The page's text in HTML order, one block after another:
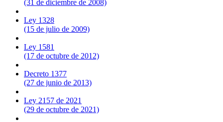
(31 de diciembre de 2008)
Ley 1328
(15 de julio de 2009)
Ley 1581
(17 de octubre de 2012)
Decreto 1377
(27 de junio de 2013)
Ley 2157 de 2021
(29 de octubre de 2021)